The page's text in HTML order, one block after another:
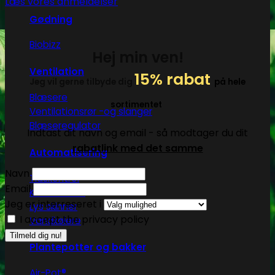
Gødning
Biobizz
Ventilation
Blæsere
Ventilationsrør -og slanger
Blæseregulator
Automatisering
Tidskontrol
Klimakontrol
Lys skinner
Vandkølere
Plantepotter og bakker
15% rabat på hele
sortimentet
Indtast dit navn og email - så modtager du dit
rabatlink med det samme
Navn
Email
Jeg er interreseret i
I accept the privacy policy